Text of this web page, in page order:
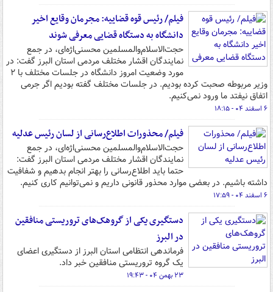
فیلم/ رئیس قوه قضاییه: مجرمان وقایع اخیر
دانشگاه به دستگاه قضایی معرفی شوند
حجت‌الاسلام‌والمسلمین محسنی‌اژه‌ای، در جمع
نمایندگان اقشار مختلف مردمی استان البرز گفت: در
مورد وضعیت امروز دانشگاه در جلسات مختلف با ۲
وزیر مربوطه صحبت کرده بودیم. در جلسات مختلف گفته بودیم اگر جرمی
اتفاق نیفتد ما ورود نمی‌کنیم.
۶ اسفند ۰۴ - ۱۸:۱۵
فیلم/ محذورات اطلاع‌رسانی از لسان رئیس عدلیه
حجت‌الاسلام‌والمسلمین محسنی‌اژه‌ای، در جمع
نمایندگان اقشار مختلف مردمی استان البرز گفت:
حتما باید اطلاع‌رسانی را بهتر انجام بدهیم و شفافیت
داشته باشیم. در بعضی موارد محذور قانونی داریم و نمی‌توانیم کاری کنیم.
۶ اسفند ۰۴ - ۱۷:۵۹
دستگیری یکی از گروهک‌های تروریستی منافقین
در البرز
فرماندهی انتظامی استان البرز از دستگیری اعضای
یک گروه تروریستی منافقین خبر داد.
۲۳ بهمن ۰۴ - ۱۹:۴۳